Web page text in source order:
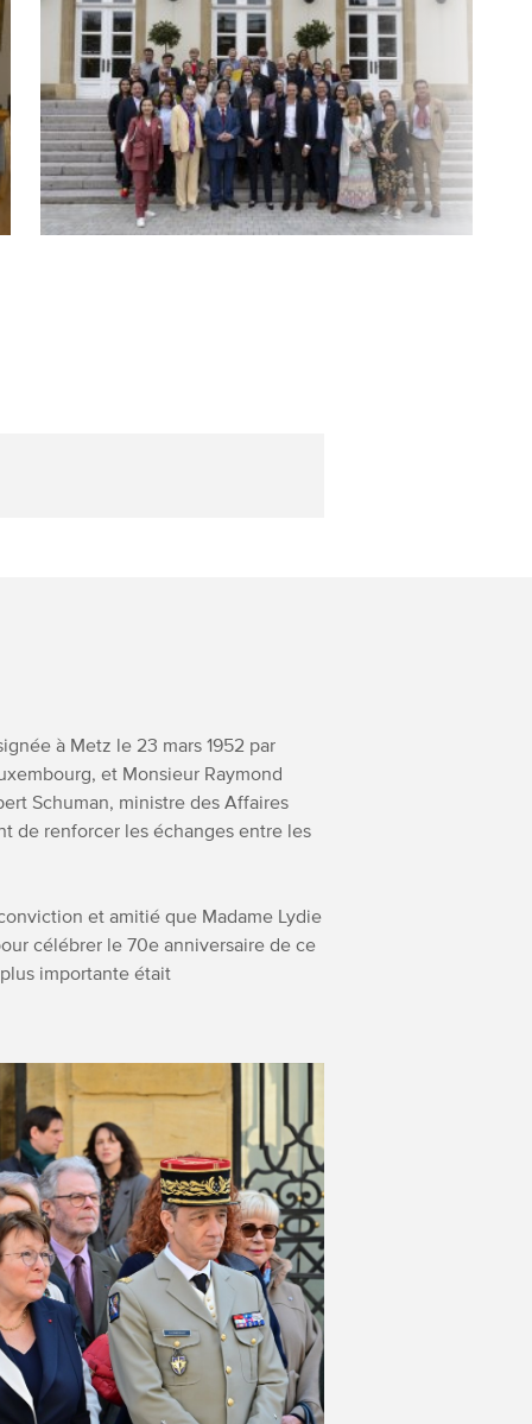
à Metz le 23 mars 1952 par
et Monsieur Raymond
Schuman, ministre des Affaires
de renforcer les échanges entre les
et amitié que Madame Lydie
célébrer le 70e anniversaire de ce
importante était